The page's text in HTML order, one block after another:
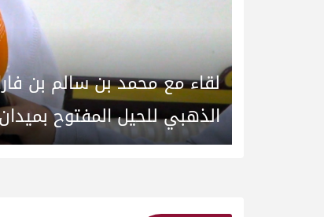
لقاء مع محمد بن سالم بن
الذهبي للحيل المفتوح بميدان الوثبة